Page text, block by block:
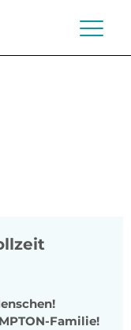
Familie!